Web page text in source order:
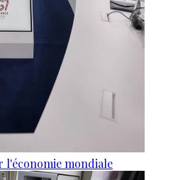
l'économie mondiale